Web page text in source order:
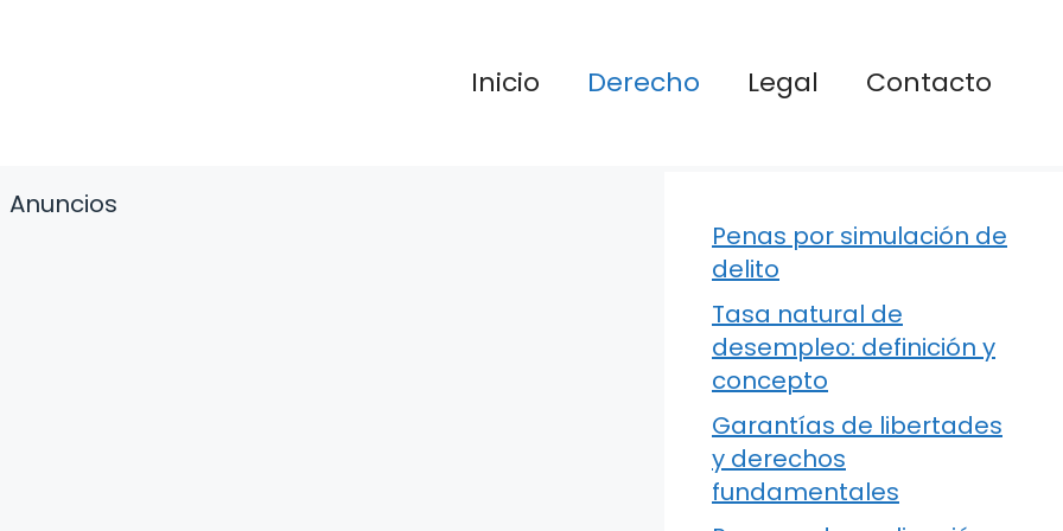
Inicio Derecho Legal Contacto
Anuncios
Penas por simulación de
delito
Tasa natural de
desempleo: definición y
concepto
Garantías de libertades
y derechos
fundamentales